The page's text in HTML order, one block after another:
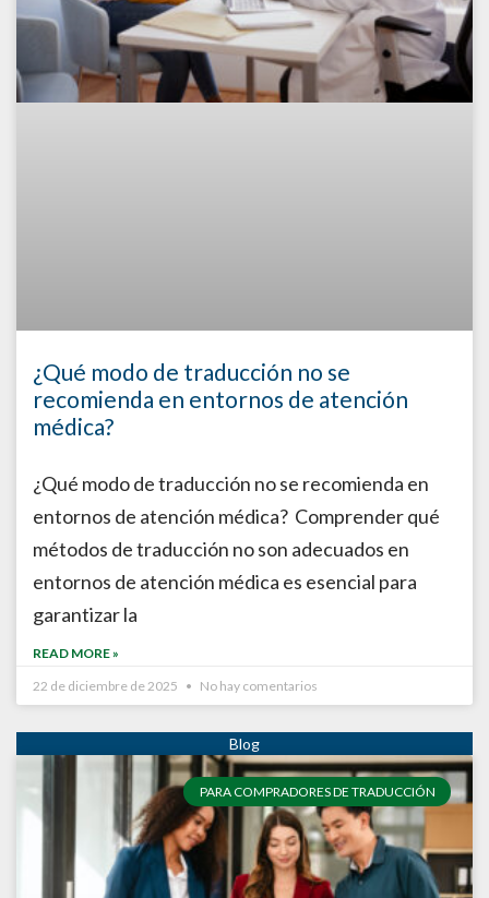
¿Qué modo de traducción no se
recomienda en entornos de atención
médica?
¿Qué modo de traducción no se recomienda en
entornos de atención médica? Comprender qué
métodos de traducción no son adecuados en
entornos de atención médica es esencial para
garantizar la
READ MORE »
22 de diciembre de 2025
No hay comentarios
PARA COMPRADORES DE TRADUCCIÓN